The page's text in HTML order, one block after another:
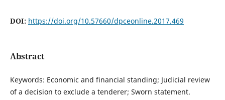
DOI: https://doi.org/10.57660/dpceonline.2017.469
Abstract
Keywords: Economic and financial standing; Judicial review
of a decision to exclude a tenderer; Sworn statement.